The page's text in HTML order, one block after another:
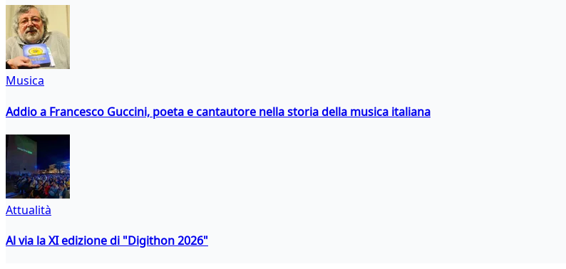
Musica
Addio a Francesco Guccini, poeta e cantautore nella storia della musica italiana
Attualità
Al via la XI edizione di "Digithon 2026"